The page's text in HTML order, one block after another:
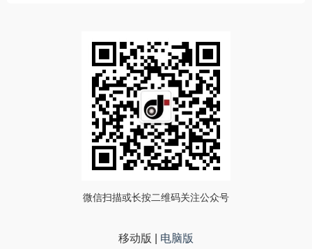
微信扫描或长按二维码关注公众号
移动版 电脑版